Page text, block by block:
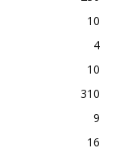
10
4
10
310
9
16